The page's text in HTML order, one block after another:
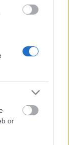
or